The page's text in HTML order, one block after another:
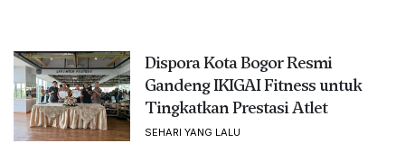
Dispora Kota Bogor Resmi
Gandeng IKIGAI Fitness untuk
Tingkatkan Prestasi Atlet
SEHARI YANG LALU